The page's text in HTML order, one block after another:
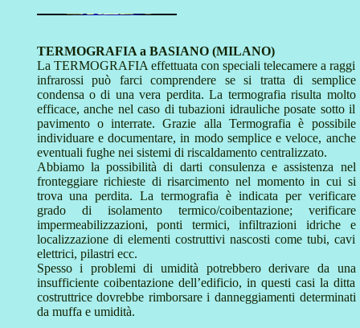
TERMOGRAFIA a BASIANO (MILANO)
La TERMOGRAFIA effettuata con speciali telecamere a raggi
infrarossi può farci comprendere se si tratta di semplice
condensa o di una vera perdita. La termografia risulta molto
efficace, anche nel caso di tubazioni idrauliche posate sotto il
pavimento o interrate. Grazie alla Termografia è possibile
individuare e documentare, in modo semplice e veloce, anche
eventuali fughe nei sistemi di riscaldamento centralizzato.
Abbiamo la possibilità di darti consulenza e assistenza nel
fronteggiare richieste di risarcimento nel momento in cui si
trova una perdita. La termografia è indicata per verificare
grado di isolamento termico/coibentazione; verificare
impermeabilizzazioni, ponti termici, infiltrazioni idriche e
localizzazione di elementi costruttivi nascosti come tubi, cavi
elettrici, pilastri ecc.
Spesso i problemi di umidità potrebbero derivare da una
insufficiente coibentazione dell’edificio, in questi casi la ditta
costruttrice dovrebbe rimborsare i danneggiamenti determinati
da muffa e umidità.